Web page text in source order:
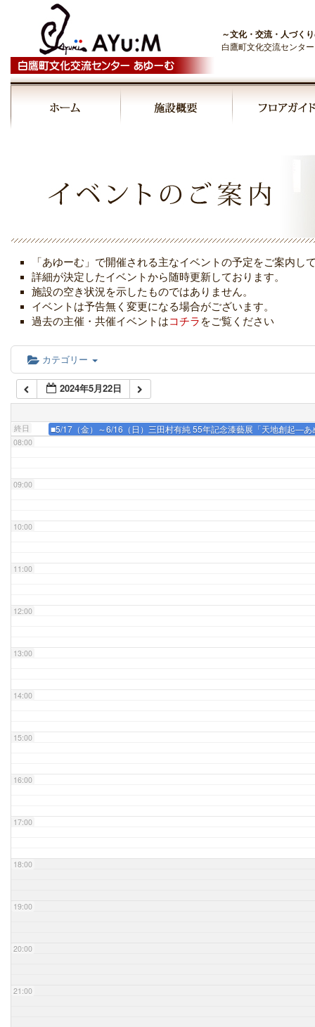
～文化・交流・人づく
白鷹町文化交流センタ
「あゆーむ」で開催される主なイベントの予定をご案内し
詳細が決定したイベントから随時更新しております。
施設の空き状況を示したものではありません。
イベントは予告無く変更になる場合がございます。
過去の主催・共催イベントはコチラ をご覧ください
カテゴリー
2024年5月22日
終日 ■5/17（金）～6/16（日）三田村有純 55年記念漆藝展「天地創起―
04:00
06:00
07:00
08:00
09:00
10:00
11:00
12:00
13:00
14:00
15:00
16:00
17:00
18:00
19:00
20:00
21:00